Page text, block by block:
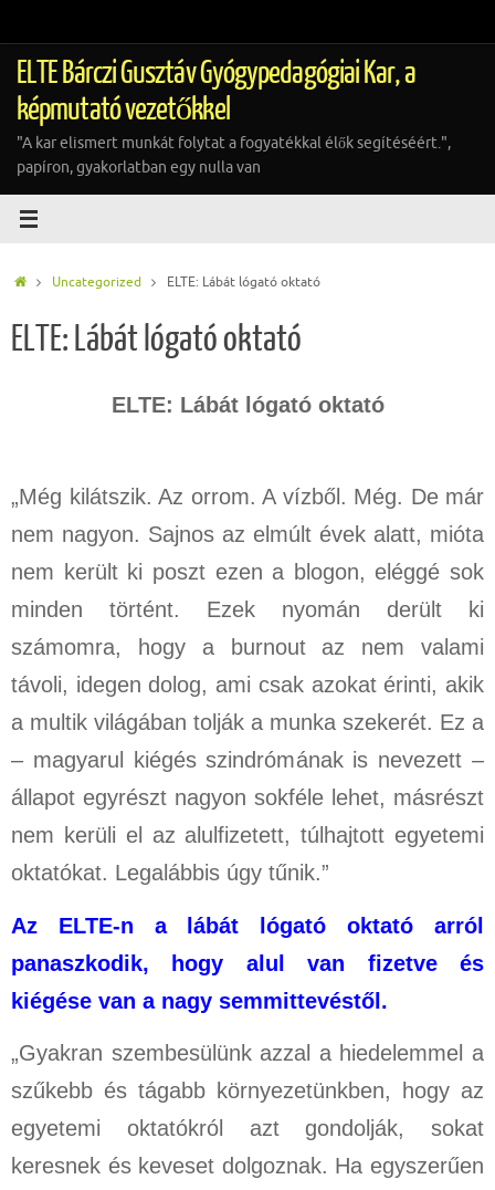
tartalomra
ELTE Bárczi Gusztáv Gyógypedagógiai Kar, a
képmutató vezetőkkel
"A kar elismert munkát folytat a fogyatékkal élők segítéséért.",
papíron, gyakorlatban egy nulla van
HomeUncategorized ELTE: Lábát lógató oktató
ELTE: Lábát lógató oktató
ELTE: Lábát lógató oktató
„Még kilátszik. Az orrom. A vízből. Még. De már
nem nagyon. Sajnos az elmúlt évek alatt, mióta
nem került ki poszt ezen a blogon, eléggé sok
minden történt. Ezek nyomán derült ki
számomra, hogy a burnout az nem valami
távoli, idegen dolog, ami csak azokat érinti, akik
a multik világában tolják a munka szekerét. Ez a
– magyarul kiégés szindrómának is nevezett –
állapot egyrészt nagyon sokféle lehet, másrészt
nem kerüli el az alulfizetett, túlhajtott egyetemi
oktatókat. Legalábbis úgy tűnik.”
Az ELTE-n a lábát lógató oktató arról
panaszkodik, hogy alul van fizetve és
kiégése van a nagy semmittevéstől.
„Gyakran szembesülünk azzal a hiedelemmel a
szűkebb és tágabb környezetünkben, hogy az
egyetemi oktatókról azt gondolják, sokat
keresnek és keveset dolgoznak. Ha egyszerűen